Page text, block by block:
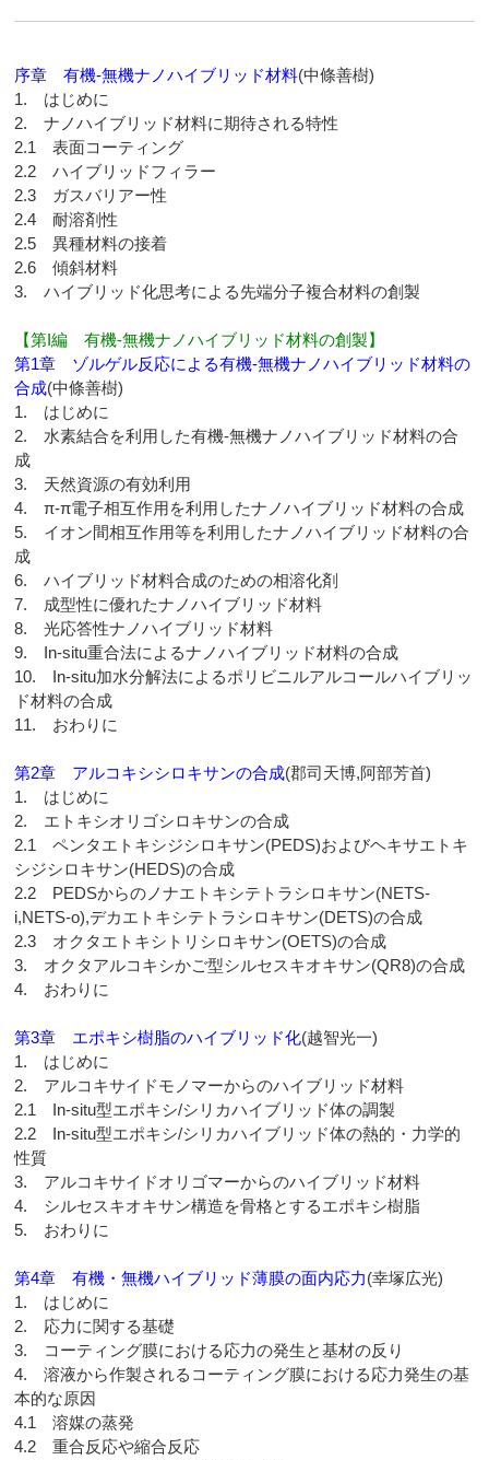
序章 有機-無機ナノハイブリッド材料(中條善樹)
1. はじめに
2. ナノハイブリッド材料に期待される特性
2.1 表面コーティング
2.2 ハイブリッドフィラー
2.3 ガスバリアー性
2.4 耐溶剤性
2.5 異種材料の接着
2.6 傾斜材料
3. ハイブリッド化思考による先端分子複合材料の創製
【第I編 有機-無機ナノハイブリッド材料の創製】
第1章 ゾルゲル反応による有機-無機ナノハイブリッド材料の
合成(中條善樹)
1. はじめに
2. 水素結合を利用した有機-無機ナノハイブリッド材料の合
成
3. 天然資源の有効利用
4. π-π電子相互作用を利用したナノハイブリッド材料の合成
5. イオン間相互作用等を利用したナノハイブリッド材料の合
成
6. ハイブリッド材料合成のための相溶化剤
7. 成型性に優れたナノハイブリッド材料
8. 光応答性ナノハイブリッド材料
9. In-situ重合法によるナノハイブリッド材料の合成
10. In-situ加水分解法によるポリビニルアルコールハイブリッ
ド材料の合成
11. おわりに
第2章 アルコキシシロキサンの合成(郡司天博,阿部芳首)
1. はじめに
2. エトキシオリゴシロキサンの合成
2.1 ペンタエトキシジシロキサン(PEDS)およびヘキサエトキ
シジシロキサン(HEDS)の合成
2.2 PEDSからのノナエトキシテトラシロキサン(NETS-
i,NETS-o),デカエトキシテトラシロキサン(DETS)の合成
2.3 オクタエトキシトリシロキサン(OETS)の合成
3. オクタアルコキシかご型シルセスキオキサン(QR8)の合成
4. おわりに
第3章 エポキシ樹脂のハイブリッド化(越智光一)
1. はじめに
2. アルコキサイドモノマーからのハイブリッド材料
2.1 In-situ型エポキシ/シリカハイブリッド体の調製
2.2 In-situ型エポキシ/シリカハイブリッド体の熱的・力学的
性質
3. アルコキサイドオリゴマーからのハイブリッド材料
4. シルセスキオキサン構造を骨格とするエポキシ樹脂
5. おわりに
第4章 有機・無機ハイブリッド薄膜の面内応力(幸塚広光)
1. はじめに
2. 応力に関する基礎
3. コーティング膜における応力の発生と基材の反り
4. 溶液から作製されるコーティング膜における応力発生の基
本的な原因
4.1 溶媒の蒸発
4.2 重合反応や縮合反応